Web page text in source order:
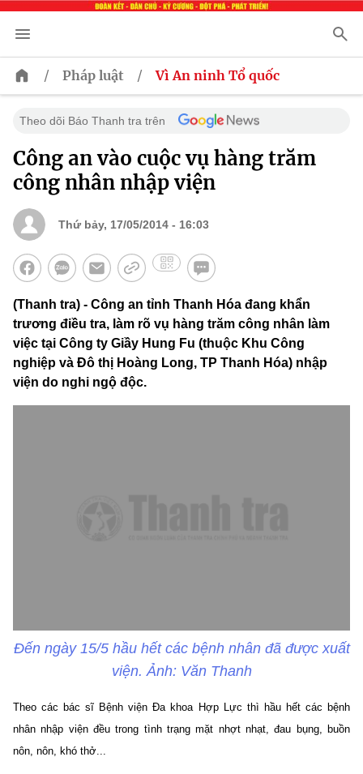
/ Pháp luật / Vì An ninh Tổ quốc
Theo dõi Báo Thanh tra trên
Công an vào cuộc vụ hàng trăm
công nhân nhập viện
Thứ bảy, 17/05/2014 - 16:03
(Thanh tra) - Công an tỉnh Thanh Hóa đang khẩn
trương điều tra, làm rõ vụ hàng trăm công nhân làm
việc tại Công ty Giầy Hung Fu (thuộc Khu Công
nghiệp và Đô thị Hoàng Long, TP Thanh Hóa) nhập
viện do nghi ngộ độc.
Đến ngày 15/5 hầu hết các bệnh nhân đã được xuất
viện. Ảnh: Văn Thanh
Theo các bác sĩ Bệnh viện Đa khoa Hợp Lực thì hầu hết các bệnh
nhân nhập viện đều trong tình trạng mặt nhợt nhạt, đau bụng, buồn
nôn, nôn, khó thở...